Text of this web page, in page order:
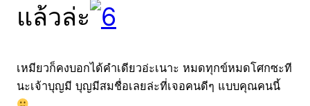
แล้วล่ะ
เหมียวก็คงบอกได้คำเดียวอ่ะเนาะ หมดทุกข์หมดโศกซะที
นะเจ้าบุญมี บุญมีสมชื่อเลยล่ะที่เจอคนดีๆ แบบคุณคนนี้